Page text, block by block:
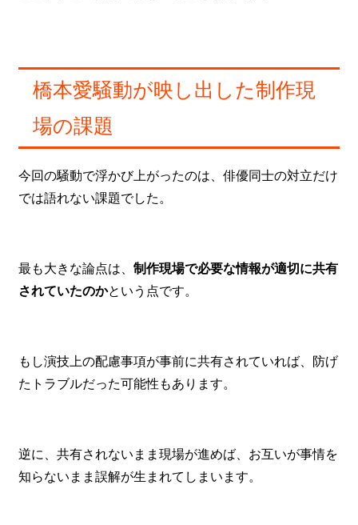
橋本愛騒動が映し出した制作現
場の課題
今回の騒動で浮かび上がったのは、俳優同士の対立だけ
では語れない課題でした。
最も大きな論点は、 制作現場で必要な情報が適切に共有
されていたのかという点です。
もし演技上の配慮事項が事前に共有されていれば、防げ
たトラブルだった可能性もあります。
逆に、共有されないまま現場が進めば、お互いが事情を
知らないまま誤解が生まれてしまいます。